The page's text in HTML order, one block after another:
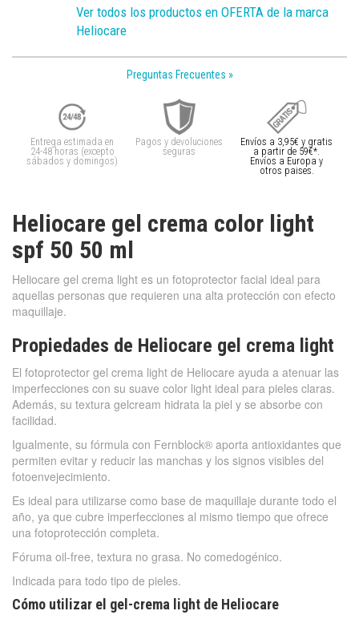
Ver todos los productos en OFERTA de la marca
Heliocare
Preguntas Frecuentes »
Entrega estimada en
24-48 horas (excepto
sábados y domingos)
Pagos y devoluciones
seguras
Envíos a 3,95€ y gratis
a partir de 59€*.
Envíos a Europa y
otros paises.
Heliocare gel crema color light
spf 50 50 ml
Heliocare gel crema light es un fotoprotector facial ideal para
aquellas personas que requieren una alta protección con efecto
maquillaje.
Propiedades de Heliocare gel crema light
El fotoprotector gel crema light de Heliocare ayuda a atenuar las
imperfecciones con su suave color light ideal para pieles claras.
Además, su textura gelcream hidrata la piel y se absorbe con
facilidad.
Igualmente, su fórmula con Fernblock® aporta antioxidantes que
permiten evitar y reducir las manchas y los signos visibles del
fotoenvejecimiento.
Es ideal para utilizarse como base de maquillaje durante todo el
año, ya que cubre imperfecciones al mismo tiempo que ofrece
una fotoprotección completa.
Fóruma oil-free, textura no grasa. No comedogénico.
Indicada para todo tipo de pieles.
Cómo utilizar el gel-crema light de Heliocare